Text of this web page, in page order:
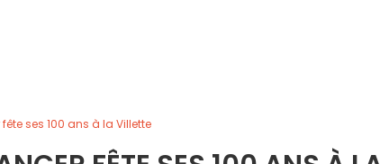
ses 100 ans à la Villette